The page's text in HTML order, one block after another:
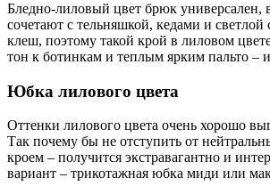
Бледно-лиловый цвет брюк универсален,
сочетают с тельняшкой, кедами и
клеш, поэтому такой крой в лиловом
тон к ботинкам и теплым ярким пальто –
Юбка лилового цвета
Оттенки лилового цвета очень хорошо
Так почему бы не отступить от
кроем – получится экстравагантно и
вариант – трикотажная юбка миди или